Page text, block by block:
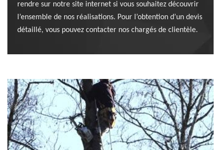
rendre sur notre site internet si vous souhaitez découvrir
l’ensemble de nos réalisations. Pour l’obtention d’un devis
détaillé, vous pouvez contacter nos chargés de clientèle.